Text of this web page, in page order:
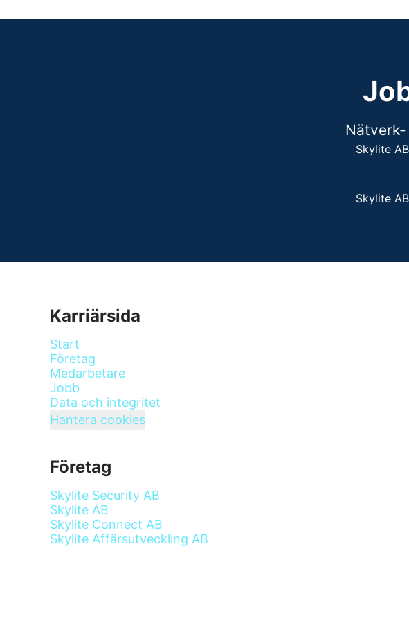
Nätverk-
Skylite AB
Skylite AB
Karriärsida
Start
Företag
Medarbetare
Jobb
Data och integritet
Hantera cookies
Företag
Skylite Security AB
Skylite AB
Skylite Connect AB
Skylite Affärsutveckling AB